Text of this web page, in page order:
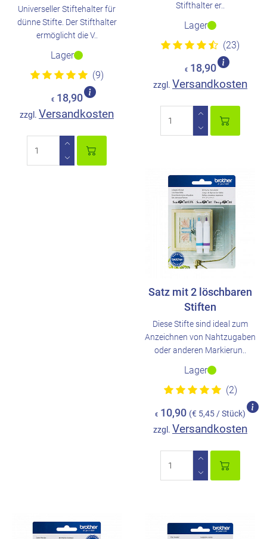
Universeller Stiftehalter für
dünne Stifte. Der Stifthalter
ermöglicht die V..
Lager
(9)
€ 18,90
zzgl. Versandkosten
Stifthalter er..
Lager
(23)
€ 18,90
zzgl. Versandkosten
Satz mit 2 löschbaren
Stiften
Diese Stifte sind ideal zum
Anzeichnen von Nahtzugaben
oder anderen Markierun..
Lager
(2)
€ 10,90 (€ 5,45 / Stück)
zzgl. Versandkosten